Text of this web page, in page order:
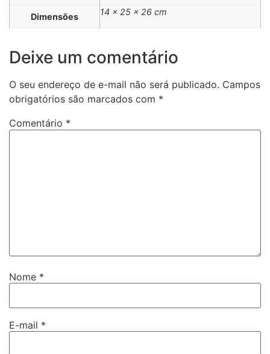
Dimensões 14 × 25 × 26 cm
Deixe um comentário
O seu endereço de e-mail não será publicado. Campos
obrigatórios são marcados com *
Comentário *
Nome *
E-mail *